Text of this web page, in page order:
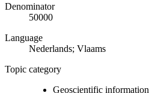
Denominator
50000
Language
Nederlands; Vlaams
Topic category
Geoscientific information